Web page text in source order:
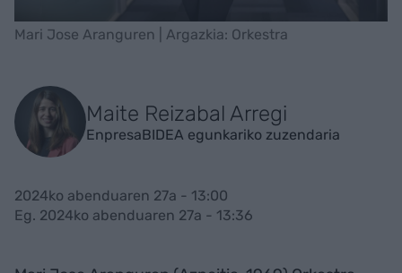
Mari Jose Aranguren | Argazkia: Orkestra
Maite Reizabal Arregi
EnpresaBIDEA egunkariko zuzendaria
2024ko abenduaren 27a - 13:00
Eg. 2024ko abenduaren 27a - 13:36